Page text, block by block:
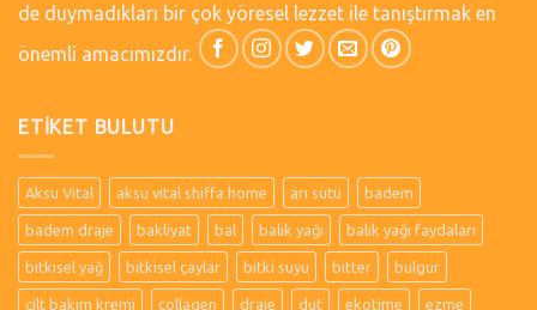
de duymadıkları bir çok yöresel lezzet ile tanıştırmak en
önemli amacımızdır.
ETIKET BULUTU
Aksu Vital aksu vital shiffa home arı sütü badem
badem draje bakliyat bal balık yağı balık yağı faydaları
bitkisel yağ bitkisel çaylar bitki suyu bitter bulgur
cilt bakım kremi collagen draje dut ekotime ezme